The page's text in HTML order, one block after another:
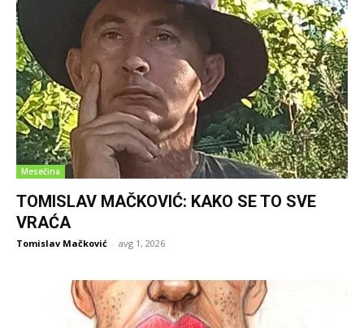
Mesečina
TOMISLAV MAČKOVIĆ: KAKO SE TO SVE
VRAĆA
Tomislav Mačković - avg 1, 2026